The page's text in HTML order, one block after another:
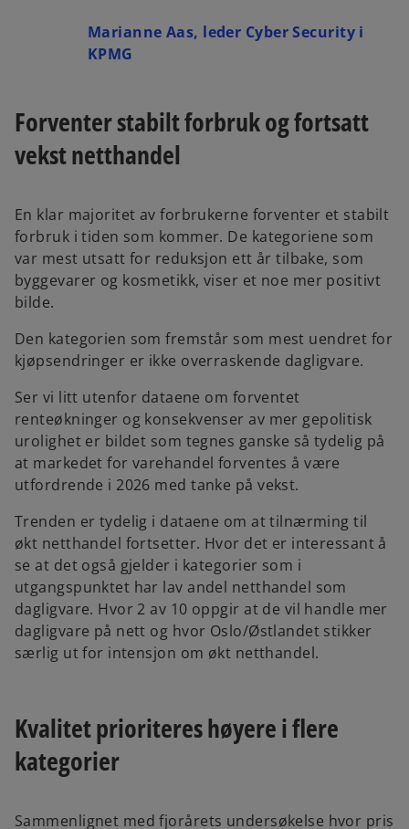
Marianne Aas, leder Cyber Security i
KPMG
Forventer stabilt forbruk og fortsatt
vekst netthandel
En klar majoritet av forbrukerne forventer et stabilt
forbruk i tiden som kommer. De kategoriene som
var mest utsatt for reduksjon ett år tilbake, som
byggevarer og kosmetikk, viser et noe mer positivt
bilde.
Den kategorien som fremstår som mest uendret for
kjøpsendringer er ikke overraskende dagligvare.
Ser vi litt utenfor dataene om forventet
renteøkninger og konsekvenser av mer gepolitisk
urolighet er bildet som tegnes ganske så tydelig på
at markedet for varehandel forventes å være
utfordrende i 2026 med tanke på vekst.
Trenden er tydelig i dataene om at tilnærming til
økt netthandel fortsetter. Hvor det er interessant å
se at det også gjelder i kategorier som i
utgangspunktet har lav andel netthandel som
dagligvare. Hvor 2 av 10 oppgir at de vil handle mer
dagligvare på nett og hvor Oslo/Østlandet stikker
særlig ut for intensjon om økt netthandel.
Kvalitet prioriteres høyere i flere
kategorier
Sammenlignet med fjorårets undersøkelse hvor pris